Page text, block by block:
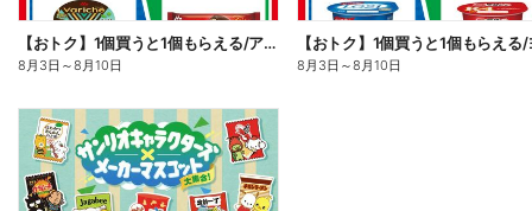
【おトク】1個買うと1個もらえる/アイス
8月3日 ～8月10日 8月3日 ～8月10日